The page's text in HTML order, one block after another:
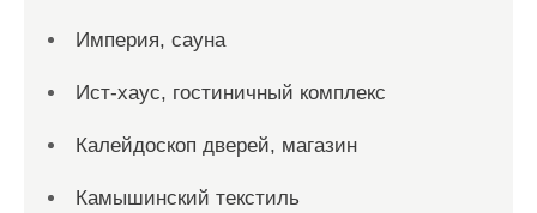
Империя, сауна
Ист-хаус, гостиничный комплекс
Калейдоскоп дверей, магазин
Камышинский текстиль